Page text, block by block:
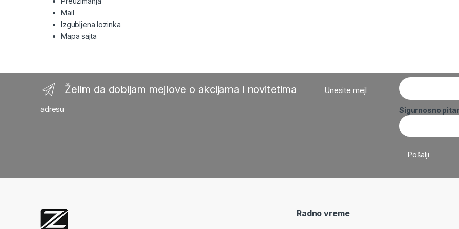
Mail
Izgubljena lozinka
Mapa sajta
Želim da dobijam mejlove o akcijama i novitetima
Unesite mejl
adresu
Sigurnosno
Radno vreme